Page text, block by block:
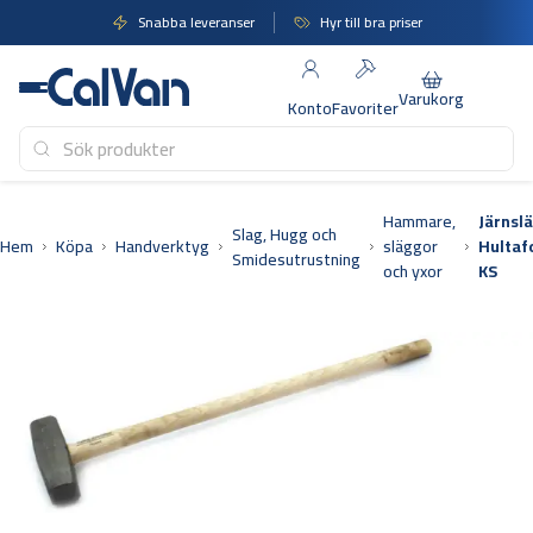
till
innehåll
Snabba leveranser Hyr till bra priser
KontoFavoriterVarukorg
Hem Köpa Handverktyg
Slag, Hugg och
Smidesutrustning
Hammare,
släggor
och yxor
KS